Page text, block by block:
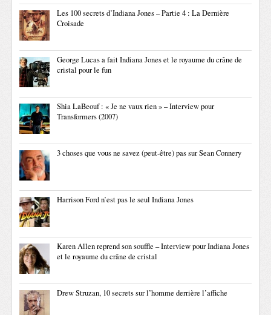
Les 100 secrets d’Indiana Jones – Partie 4 : La Dernière
Croisade
George Lucas a fait Indiana Jones et le royaume du crâne de
cristal pour le fun
Shia LaBeouf : « Je ne vaux rien » – Interview pour
Transformers (2007)
3 choses que vous ne savez (peut-être) pas sur Sean Connery
Harrison Ford n’est pas le seul Indiana Jones
Karen Allen reprend son souffle – Interview pour Indiana Jones
et le royaume du crâne de cristal
Drew Struzan, 10 secrets sur l’homme derrière l’affiche